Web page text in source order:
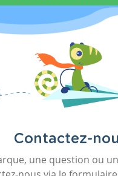
Contactez-
une question ou